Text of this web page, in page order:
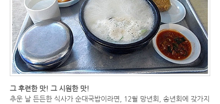
그 후련한 맛! 그 시원한 맛!
추운 날 든든한 식사가 순대국밥이라면, 12월 망년회, 송년회에 갖가지